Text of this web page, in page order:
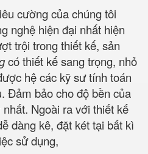
cường của chúng tôi
nghệ hiện đại nhất hiện
trội trong thiết kế, sản
có thiết kế sang trọng, nhỏ
hệ các kỹ sư tính toán
Đảm bảo cho độ bền của
Ngoài ra với thiết kế
dàng kê, đặt két tại bất kì
sử dụng,